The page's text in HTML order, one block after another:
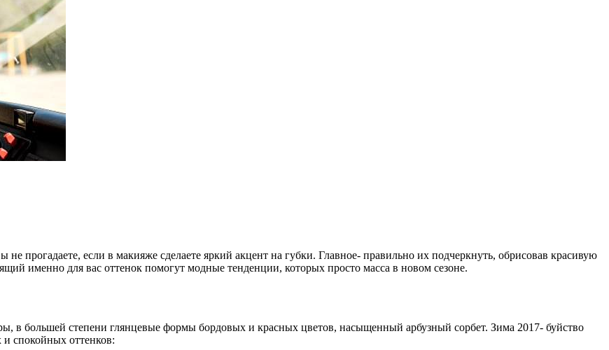
прогадаете, если в макияже сделаете яркий акцент на губки. Главное- правильно их подчеркнуть, обрисовав красивую
именно для вас оттенок помогут модные тенденции, которых просто масса в новом сезоне.
в большей степени глянцевые формы бордовых и красных цветов, насыщенный арбузный сорбет. Зима 2017- буйство
спокойных оттенков: